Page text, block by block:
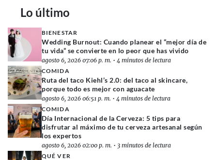
Lo último
BIENESTAR
Wedding Burnout: Cuando planear el “mejor día de
tu vida” se convierte en lo peor que has vivido
agosto 6, 2026 07:06 p. m. • 4 minutos de lectura
COMIDA
Ruta del taco Kiehl’s 2.0: del taco al skincare,
porque todo es mejor con aguacate
agosto 6, 2026 06:51 p. m. • 4 minutos de lectura
COMIDA
Día Internacional de la Cerveza: 5 tips para
disfrutar al máximo de tu cerveza artesanal según
los expertos
agosto 6, 2026 02:00 p. m. • 3 minutos de lectura
QUÉ VER